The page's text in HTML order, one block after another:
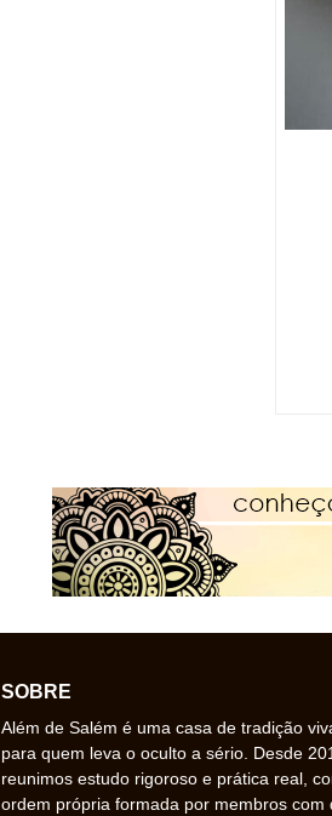
SOBRE
Além de Salém é uma casa de tradição
para quem leva o oculto a sério. Desde
reunimos estudo rigoroso e prática real,
ordem própria formada por membros com